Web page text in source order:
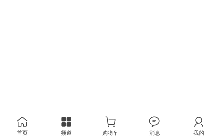
首页 频道 购物车 消息 我的